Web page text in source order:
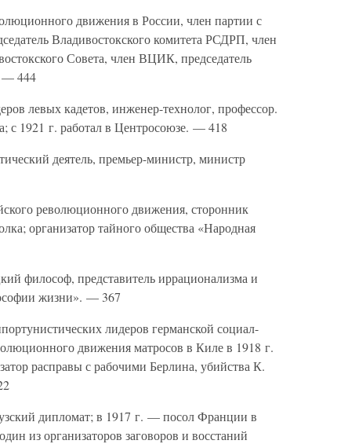
движения в России, член партии с
Владивостокского комитета РСДРП, член
Совета, член ВЦИК, председатель
— 444
левых кадетов, инженер-технолог, профессор.
с 1921 г. работал в Центросоюзе. — 418
деятель, премьер-министр, министр
революционного движения, сторонник
организатор тайного общества «Народная
философ, представитель иррационализма и
жизни». — 367
лидеров германской социал-
движения матросов в Киле в 1918 г.
расправы с рабочими Берлина, убийства К.
дипломат; в 1917 г. — посол Франции в
из организаторов заговоров и восстаний